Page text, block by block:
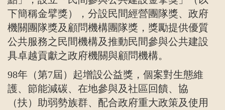
下簡稱金擘獎），分設民間經營團隊獎、政府
機關團隊獎及顧問機構團隊獎，獎勵提供優質
公共服務之民間機構及推動民間參與公共建設
具卓越貢獻之政府機關與顧問機構。
98年（第7屆）起增設公益獎，個案對生態維
護、節能減碳、在地參與及社區回饋、協
（扶）助弱勢族群、配合政府重大政策及使用